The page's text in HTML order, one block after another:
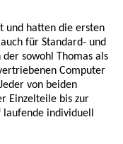
und hatten die ersten
für Standard- und
sowohl Thomas als
Computer
von beiden
Einzelteile bis zur
individuell